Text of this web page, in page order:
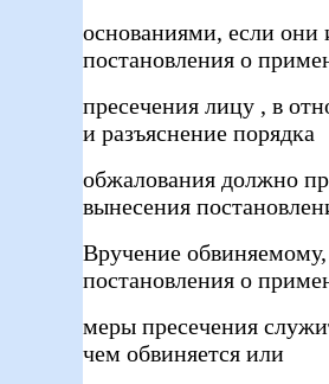
основаниями, если
постановления о
пресечения лицу , в
и разъяснение порядка
обжалования должно
вынесения
Вручение
постановления о
меры пресечения
чем обвиняется или